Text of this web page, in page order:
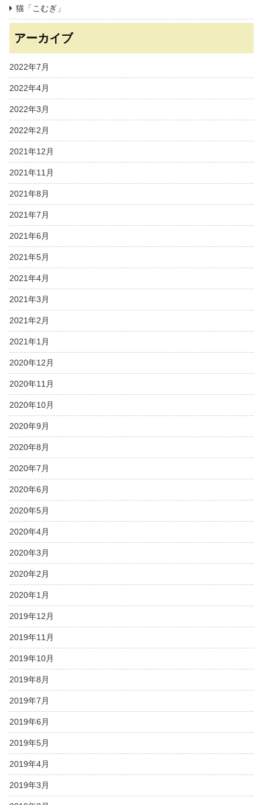
猫「こむぎ」
アーカイブ
2022年7月
2022年4月
2022年3月
2022年2月
2021年12月
2021年11月
2021年8月
2021年7月
2021年6月
2021年5月
2021年4月
2021年3月
2021年2月
2021年1月
2020年12月
2020年11月
2020年10月
2020年9月
2020年8月
2020年7月
2020年6月
2020年5月
2020年4月
2020年3月
2020年2月
2020年1月
2019年12月
2019年11月
2019年10月
2019年8月
2019年7月
2019年6月
2019年5月
2019年4月
2019年3月